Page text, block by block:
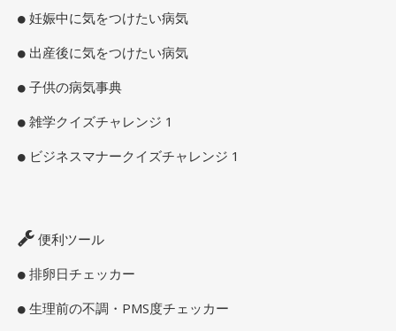
妊娠中に気をつけたい病気
出産後に気をつけたい病気
子供の病気事典
雑学クイズチャレンジ 1
ビジネスマナークイズチャレンジ 1
便利ツール
排卵日チェッカー
生理前の不調・PMS度チェッカー